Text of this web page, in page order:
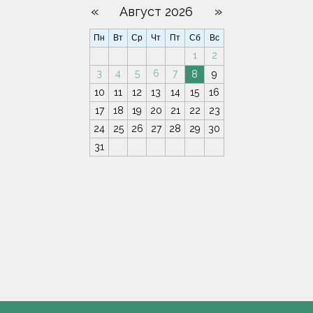
« Август 2026 »
Пн Вт Ср Чт Пт Сб Вс
1
2
3
4 5 6 7 8
9
10
11 12 13 14 15
16
17
18 19 20 21 22
23
24
25 26 27 28 29
30
31